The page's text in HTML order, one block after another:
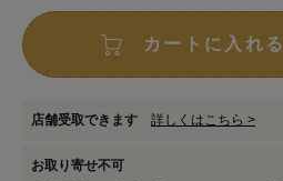
カートに入れる
店舗受取できます 詳しくはこちら >
お取り寄せ不可